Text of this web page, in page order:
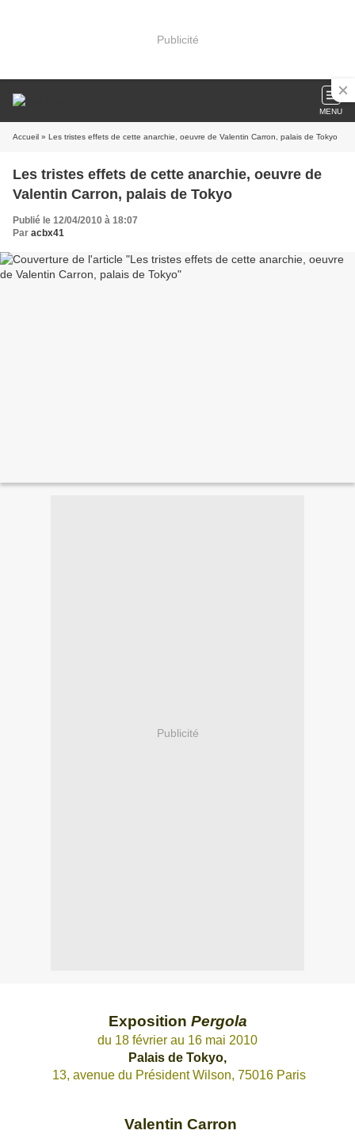
Publicité
MENU
Accueil » Les tristes effets de cette anarchie, oeuvre de Valentin Carron, palais de Tokyo
Les tristes effets de cette anarchie, oeuvre de
Valentin Carron, palais de Tokyo
Publié le 12/04/2010 à 18:07
Par acbx41
Publicité
Exposition Pergola
du 18 février au 16 mai 2010
Palais de Tokyo,
13, avenue du Président Wilson, 75016 Paris
Valentin Carron